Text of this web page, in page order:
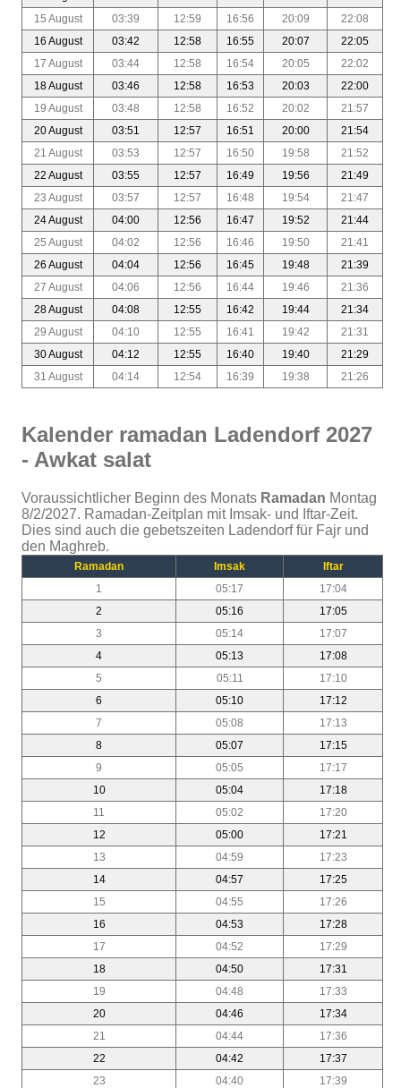
15 August
03:39 12:59 16:56 20:09
22:08
16 August
03:42 12:58 16:55 20:07
22:05
17 August
03:44 12:58 16:54 20:05
22:02
18 August
03:46 12:58 16:53 20:03
22:00
19 August
03:48 12:58 16:52 20:02
21:57
20 August
03:51 12:57 16:51 20:00
21:54
21 August
03:53 12:57 16:50 19:58
21:52
22 August
03:55 12:57 16:49 19:56
21:49
23 August
03:57 12:57 16:48 19:54
21:47
24 August
04:00 12:56 16:47 19:52
21:44
25 August
04:02 12:56 16:46 19:50
21:41
26 August
04:04 12:56 16:45 19:48
21:39
27 August
04:06 12:56 16:44 19:46
21:36
28 August
04:08 12:55 16:42 19:44
21:34
29 August
04:10 12:55 16:41 19:42
21:31
30 August
04:12 12:55 16:40 19:40
21:29
31 August
04:14 12:54 16:39 19:38 21:26
Kalender ramadan Ladendorf 2027
- Awkat salat
Voraussichtlicher Beginn des Monats Ramadan Montag
8/2/2027. Ramadan-Zeitplan mit Imsak- und Iftar-Zeit.
Dies sind auch die gebetszeiten Ladendorf für Fajr und
den Maghreb.
Ramadan Imsak
Iftar
1
05:17
17:04
2
05:16
17:05
3
05:14
17:07
4
05:13
17:08
5
05:11
17:10
6
05:10
17:12
7
05:08
17:13
8
05:07
17:15
9
05:05
17:17
10
05:04
17:18
11
05:02
17:20
12
05:00
17:21
13
04:59
17:23
14
04:57
17:25
15
04:55
17:26
16
04:53
17:28
17
04:52
17:29
18
04:50
17:31
19
04:48
17:33
20
04:46
17:34
21
04:44
17:36
22
04:42
17:37
23
04:40
17:39